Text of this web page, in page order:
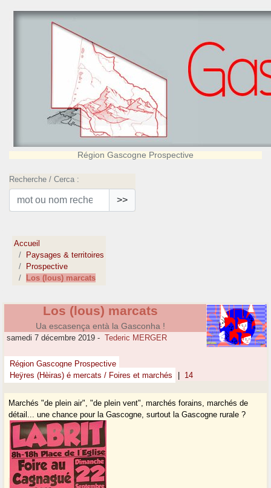
Région Gascogne Prospective
Recherche / Cerca :
>>
Accueil
Paysages & territoires
Prospective
Los (lous) marcats
Los (lous) marcats
Ua escasença entà la Gasconha !
samedi 7 décembre 2019 - Tederic MERGER
Région Gascogne Prospective
Heÿres (Hèiras) é mercats / Foires et marchés
14
Marchés "de plein air", "de plein vent", marchés forains, marchés de
détail... une chance pour la Gascogne, surtout la Gascogne rurale ?